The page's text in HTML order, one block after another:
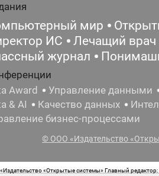
мир
ИС
Лечащий врач
журнал
Award
Управление данными
& AI
Качество данных
бизнес-процессами
© ООО «Издательство
«Открытые системы» Главный